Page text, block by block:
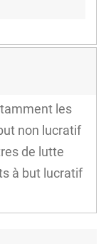
les
non lucratif
de lutte
à but lucratif